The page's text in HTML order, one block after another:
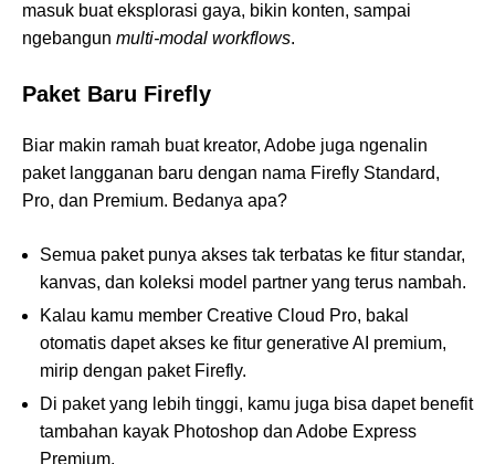
masuk buat eksplorasi gaya, bikin konten, sampai
ngebangun multi-modal workflows.
Paket Baru Firefly
Biar makin ramah buat kreator, Adobe juga ngenalin
paket langganan baru dengan nama Firefly Standard,
Pro, dan Premium. Bedanya apa?
Semua paket punya akses tak terbatas ke fitur standar,
kanvas, dan koleksi model partner yang terus nambah.
Kalau kamu member Creative Cloud Pro, bakal
otomatis dapet akses ke fitur generative AI premium,
mirip dengan paket Firefly.
Di paket yang lebih tinggi, kamu juga bisa dapet benefit
tambahan kayak Photoshop dan Adobe Express
Premium.